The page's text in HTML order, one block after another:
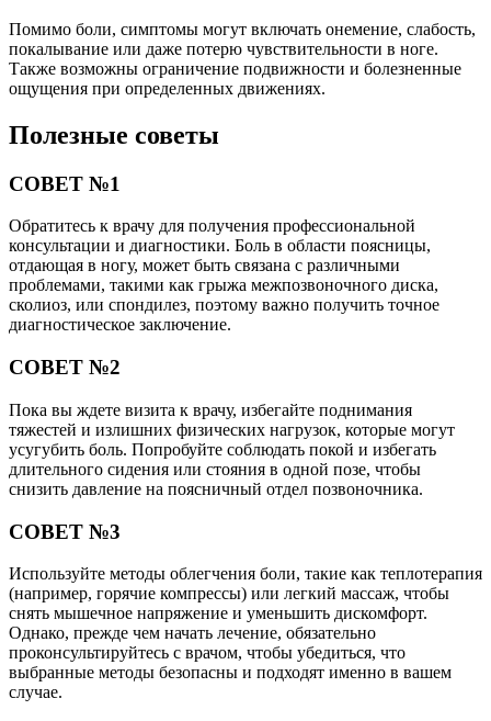
Помимо боли, симптомы могут включать онемение, слабость,
покалывание или даже потерю чувствительности в ноге.
Также возможны ограничение подвижности и болезненные
ощущения при определенных движениях.
Полезные советы
СОВЕТ №1
Обратитесь к врачу для получения профессиональной
консультации и диагностики. Боль в области поясницы,
отдающая в ногу, может быть связана с различными
проблемами, такими как грыжа межпозвоночного диска,
сколиоз, или спондилез, поэтому важно получить точное
диагностическое заключение.
СОВЕТ №2
Пока вы ждете визита к врачу, избегайте поднимания
тяжестей и излишних физических нагрузок, которые могут
усугубить боль. Попробуйте соблюдать покой и избегать
длительного сидения или стояния в одной позе, чтобы
снизить давление на поясничный отдел позвоночника.
СОВЕТ №3
Используйте методы облегчения боли, такие как теплотерапия
(например, горячие компрессы) или легкий массаж, чтобы
снять мышечное напряжение и уменьшить дискомфорт.
Однако, прежде чем начать лечение, обязательно
проконсультируйтесь с врачом, чтобы убедиться, что
выбранные методы безопасны и подходят именно в вашем
случае.